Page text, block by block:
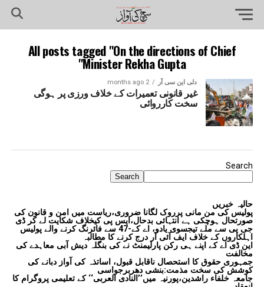
All posts tagged "On the directions of Chief
Minister Rekha Gupta"
دلی این سی آر 2 months ago
غیر قانونی تعمیرات کے خلاف ورزی پر ہوگی
سخت کارروائی
Search
Search
حالیہ خبریں
پولیس کی من مانی پرروک لگانا ضروری،ریاست میں امن و قانون کی
صورتحال ہوچکی ہے انتہائی بدحال،ایس پی کیخلاف شکایت لے کر ڈی
جی پی سے ملے تیجسوی یادو، اے کے-47 سے فائرنگ کرنے والے پولیس
اہلکاروں کے خلاف ایف آئی آر درج کرنے کا مطالبہ
این ڈی اے کے اپنے ہی رکن پارلیمنٹ نے کی بنگلہ دیش آبی معاہدے کی
مخالفت
جمہوری حقوق کا استحصال ناقابل قبول، اساتذہ کی آواز دبانے کی
کوشش کی سخت مذمت:بنشی دھربرجواسی
جامعہ خلفاء راشدین،پورنیہ میں’’النادی العربی‘‘ کے تعلیمی پروگرام کا